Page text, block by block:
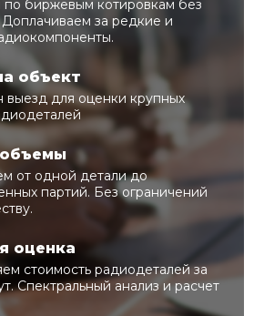
по биржевым котировкам без
Доплачиваем за редкие и
объект
выезд для оценки крупных
от одной детали до
партий. Без ограничений
оценка
стоимость радиодеталей за
Спектральный анализ и расчет